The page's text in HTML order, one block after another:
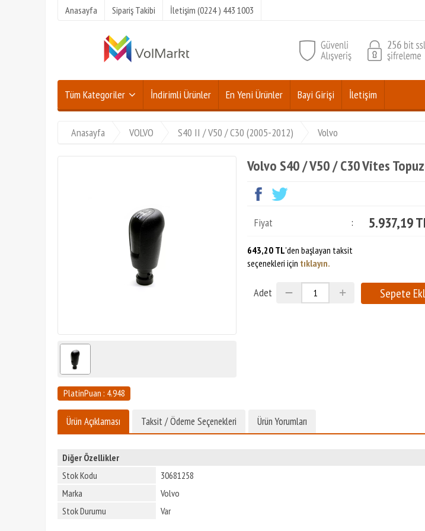
Anasayfa Sipariş Takibi İletişim (0224 ) 443 1003
Tüm Kategoriler İndirimli Ürünler En Yeni Ürünler Bayi Girişi İletişim
Anasayfa VOLVO S40 II / V50 / C30 (2005-2012) Volvo
PlatinPuan : 4.948
Volvo S40 / V50 / C30 Vites
Fiyat : 5.937,19
643,20 TL'den başlayan taksit
seçenekleri için tıklayın.
Adet
Ürün Açıklaması Taksit / Ödeme Seçenekleri Ürün Yorumları
Diğer Özellikler
Stok Kodu
30681258
Marka
Volvo
Stok Durumu
Var